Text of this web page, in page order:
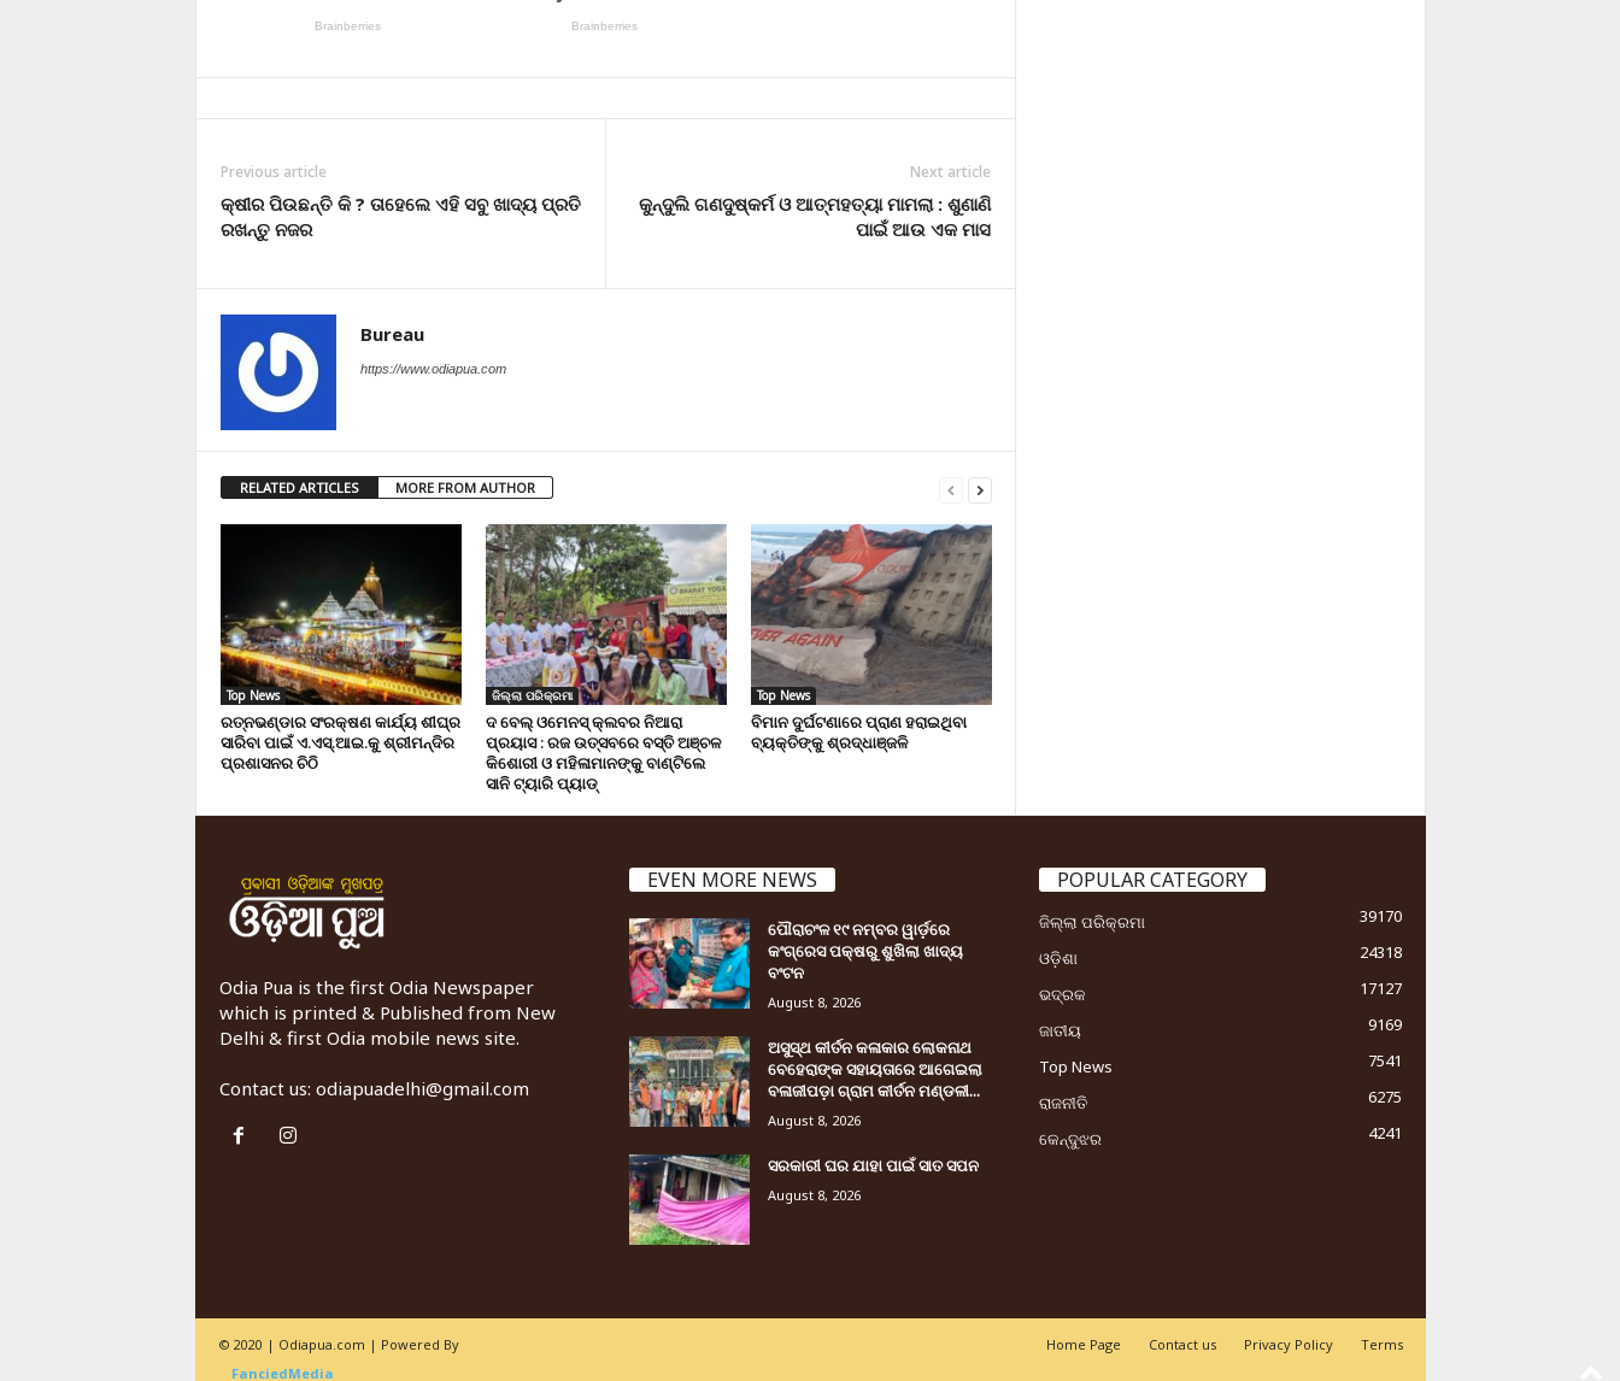
Previous article
କ୍ଷୀର ପିଉଛନ୍ତି କି ? ତାହେଲେ ଏହି ସବୁ ଖାଦ୍ୟ ପ୍ରତି
ରଖନ୍ତୁ ନଜର
Next article
କୁନ୍ଦୁଲି ଗଣଦୁଷ୍କର୍ମ ଓ ଆତ୍ମହତ୍ୟା ମାମଲା : ଶୁଣାଣି
ପାଇଁ ଆଉ ଏକ ମାସ
Bureau
https://www.odiapua.com
RELATED ARTICLES MORE FROM AUTHOR
Top News
ରତ୍ନଭଣ୍ଡାର ସଂରକ୍ଷଣ କାର୍ଯ୍ୟ ଶୀଘ୍ର
ସାରିବା ପାଇଁ ଏ.ଏସ୍.ଆଇ.କୁ ଶ୍ରୀମନ୍ଦିର
ପ୍ରଶାସନର ଚିଠି
ଜିଲ୍ଲା ପରିକ୍ରମା
ଦ ବେଲ୍ ଓମେନସ୍ କ୍ଲବର ନିଆରା
ପ୍ରୟାସ : ରଜ ଉତ୍ସବରେ ବସ୍ତି ଅଞ୍ଚଳ
କିଶୋରୀ ଓ ମହିଳାମାନଙ୍କୁ ବାଣ୍ଟିଲେ
ସାନି ଟ୍ୟାରି ପ୍ୟାଡ୍
Top News
ବିମାନ ଦୁର୍ଘଟଣାରେ ପ୍ରାଣ ହରାଇଥିବା
ବ୍ୟକ୍ତିଙ୍କୁ ଶ୍ରଦ୍ଧାଞ୍ଜଳି
Odia Pua is the first Odia Newspaper
which is printed & Published from New
Delhi & first Odia mobile news site.
Contact us: odiapuadelhi@gmail.com
EVEN MORE NEWS
ପୌରାଚଂଳ ୧୯ ନମ୍ବର ୱାର୍ଡ଼ରେ
କଂଗ୍ରେସ ପକ୍ଷରୁ ଶୁଖିଲା ଖାଦ୍ୟ
ବଂଟନ
August 8, 2026
ଅସୁସ୍ଥ କୀର୍ତନ କଳାକାର ଲୋକନାଥ
ବେହେରାଙ୍କ ସହାୟତାରେ ଆଗେଇଲା
ବଳାଜୀପଡ଼ା ଗ୍ରାମ କୀର୍ତନ ମଣ୍ଡଳୀ...
August 8, 2026
ସରକାରୀ ଘର ଯାହା ପାଇଁ ସାତ ସପନ
August 8, 2026
POPULAR CATEGORY
ଜିଲ୍ଲା ପରିକ୍ରମା
39170
ଓଡ଼ିଶା
24318
ଭଦ୍ରକ
17127
ଜାତୀୟ
9169
Top News
7541
ରାଜନୀତି
6275
କେନ୍ଦୁଝର
4241
Home Page Contact us Privacy Policy Terms
© 2020 | Odiapua.com | Powered By
FanciedMedia